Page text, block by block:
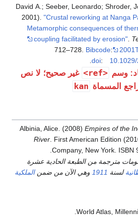
David A.; Seeber, Leonardo; Shroder,
2001)."Crustal reworking at Nanga
Metamorphic consequences of
coupling facilitated by erosion"
712–728. Bibcode:
doi:
.
وسم <ref>
غير صحيح؛ لا نص
المسماة kan
Albinia, Alice. (2008) Empires of the
River. First American Edition
Company, New York. ISBN
مترجمة من الطبعة الحادية عشرة
لسنة 1911 وهي الآن من ضمنالملكية
World Atlas,